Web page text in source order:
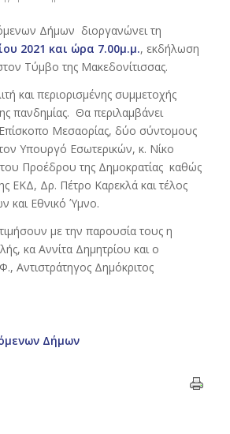
Δήμων διοργανώνει τη
2021 και ώρα 7.00μ.μ., εκδήλωση
Τύμβο της Μακεδονίτισσας.
και περιορισμένης συμμετοχής
πανδημίας. Θα περιλαμβάνει
Μεσαορίας, δύο σύντομους
Υπουργό Εσωτερικών, κ. Νίκο
Προέδρου της Δημοκρατίας καθώς
ΕΚΔ, Δρ. Πέτρο Καρεκλά και τέλος
και Εθνικό Ύμνο.
με την παρουσία τους η
κα Αννίτα Δημητρίου και ο
Αντιστράτηγος Δημόκριτος
Δήμων